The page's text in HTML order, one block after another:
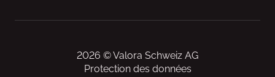
2026 © Valora Schweiz AG
Protection des données